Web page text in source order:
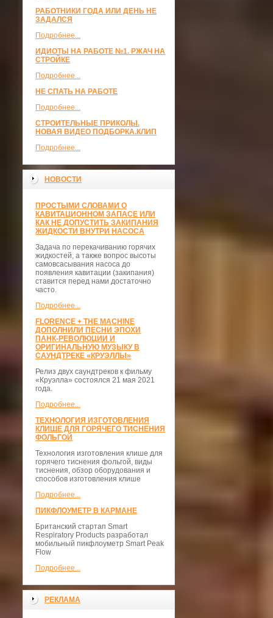
РАБОТНИКИ ГОДА ИЛИ ДЕНЬ НЕ
ЗАДАЛСЯ
Подробнее...
ИДИОТЫ НА РАБОТЕ №1. РЖАЧ НА
СТРОЙКЕ
Подробнее...
НЕ СПАТЬ НА РАБОТЕ
Подробнее...
СТРОИТЕЛЬНЫЕ ПРИКОЛЫ.
НОВАЯ ВИДЕО ПОДБОРКА.КЛИП
Подробнее...
НОВОСТИ
ПРОСТЫМИ СЛОВАМИ О
КАВИТАЦИОННОМ ЗАПАСЕ ИЛИ
КАК НЕ ДОПУСТИТЬ ЗАКИПАНИЯ
ЖИДКОСТИ ВНУТРИ НАСОСА
Задача по перекачиванию горячих
жидкостей, а также вопрос высоты
самовсасывания насоса до
появления кавитации (закипания)
ставится перед нами достаточно
часто.
Подробнее...
FLORENCE + THE MACHINE
ДОПОЛНИЛИ ПЕСНИ ЭПОХИ
ПАНК-РЕВОЛЮЦИИ И
ОРИГИНАЛЬНУЮ МУЗЫКУ В
САУНДТРЕКЕ «КРУЭЛЛЫ»
Релиз двух саундтреков к фильму
«Круэлла» состоялся 21 мая 2021
года.
Подробнее...
ТЕХНОЛОГИЯ ИЗГОТОВЛЕНИЯ
КЛИШЕ ДЛЯ ГОРЯЧЕГО ТИСНЕНИЯ
ФОЛЬГОЙ
Технология изготовления клише для
горячего тиснения фольгой, виды
тиснения, обзор оборудования и
способов изготовления клише
Подробнее...
ПИКФЛОУМЕТР В КАРМАНЕ
Британский стартап Smart
Respiratory Products разработал
мобильный пикфлоуметр Smart Peak
Flow
Подробнее...
РЕКЛАМА